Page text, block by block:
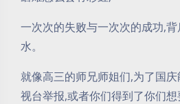
一次次的失败与一次次的成功,
水。
就像高三的师兄师姐们,为了国
视台举报,或者你们得到了你们